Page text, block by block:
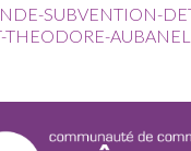
SUBVENTION-
AUBANEL